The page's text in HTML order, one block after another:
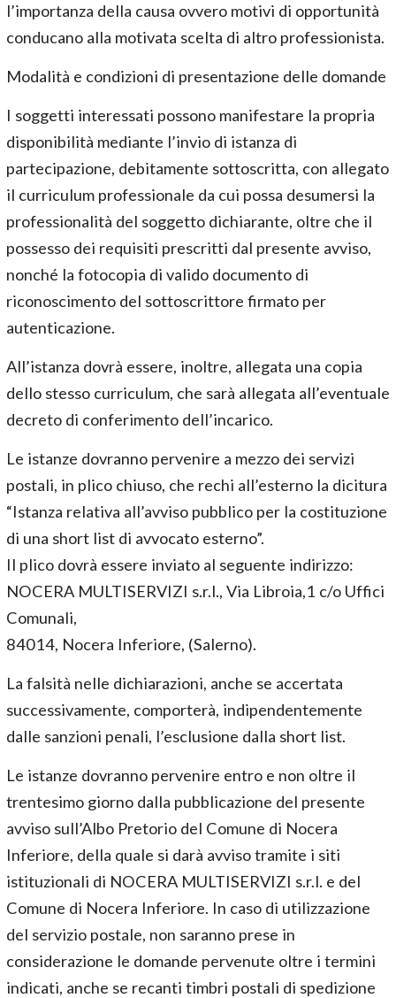
l’importanza della causa ovvero motivi di opportunità
conducano alla motivata scelta di altro professionista.
Modalità e condizioni di presentazione delle domande
I soggetti interessati possono manifestare la propria
disponibilità mediante l’invio di istanza di
partecipazione, debitamente sottoscritta, con allegato
il curriculum professionale da cui possa desumersi la
professionalità del soggetto dichiarante, oltre che il
possesso dei requisiti prescritti dal presente avviso,
nonché la fotocopia di valido documento di
riconoscimento del sottoscrittore firmato per
autenticazione.
All’istanza dovrà essere, inoltre, allegata una copia
dello stesso curriculum, che sarà allegata all’eventuale
decreto di conferimento dell’incarico.
Le istanze dovranno pervenire a mezzo dei servizi
postali, in plico chiuso, che rechi all’esterno la dicitura
“Istanza relativa all’avviso pubblico per la costituzione
di una short list di avvocato esterno”.
Il plico dovrà essere inviato al seguente indirizzo:
NOCERA MULTISERVIZI s.r.l., Via Libroia,1 c/o Uffici
Comunali,
84014, Nocera Inferiore, (Salerno).
La falsità nelle dichiarazioni, anche se accertata
successivamente, comporterà, indipendentemente
dalle sanzioni penali, l’esclusione dalla short list.
Le istanze dovranno pervenire entro e non oltre il
trentesimo giorno dalla pubblicazione del presente
avviso sull’Albo Pretorio del Comune di Nocera
Inferiore, della quale si darà avviso tramite i siti
istituzionali di NOCERA MULTISERVIZI s.r.l. e del
Comune di Nocera Inferiore. In caso di utilizzazione
del servizio postale, non saranno prese in
considerazione le domande pervenute oltre i termini
indicati, anche se recanti timbri postali di spedizione